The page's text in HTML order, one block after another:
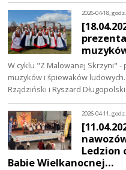
2026-04-18,
W cyklu "Z Malowanej Skrzyni"
muzyków i śpiewaków
Rządziński i Ryszard
2026-04-11,
Ledzion
Babie Wielkanocnej…